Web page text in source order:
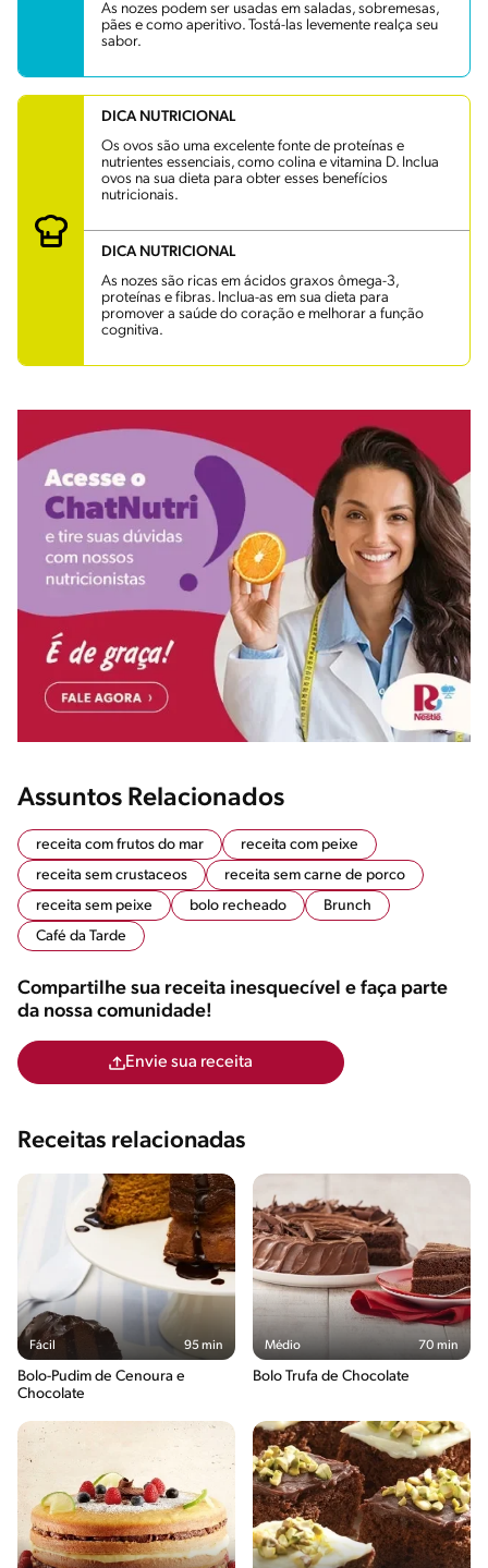
As nozes podem ser usadas em saladas, sobremesas,
pães e como aperitivo. Tostá-las levemente realça seu
sabor.
DICA NUTRICIONAL
Os ovos são uma excelente fonte de proteínas e
nutrientes essenciais, como colina e vitamina D. Inclua
ovos na sua dieta para obter esses benefícios
nutricionais.
DICA NUTRICIONAL
As nozes são ricas em ácidos graxos ômega-3,
proteínas e fibras. Inclua-as em sua dieta para
promover a saúde do coração e melhorar a função
cognitiva.
Assuntos Relacionados
receita com frutos do mar
receita com peixe
receita sem crustaceos
receita sem carne de porco
receita sem peixe
bolo recheado
Brunch
Café da Tarde
Compartilhe sua receita inesquecível e faça parte
da nossa comunidade!
Envie sua receita
Receitas relacionadas
Fácil 95 min
Bolo-Pudim de Cenoura e
Chocolate
Médio 70 min
Bolo Trufa de Chocolate